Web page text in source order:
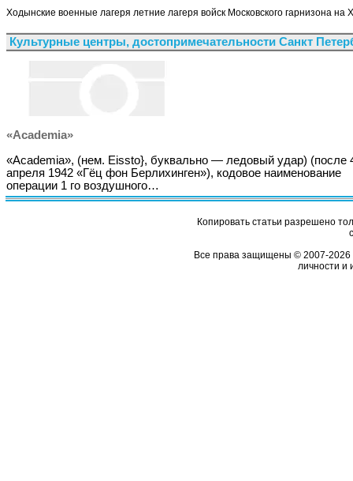
Ходынские военные лагеря летние лагеря войск Московского гарнизона
Культурные центры, достопримечательности Санкт
«Academia»
«Academia», (нем. Eissto}, буквально — ледовый удар) (после
апреля 1942 «Гёц фон Берлихинген»), кодовое наименование
операции 1 го воздушного…
Копировать статьи разрешено
Все права защищены © 2007-2026
личности и